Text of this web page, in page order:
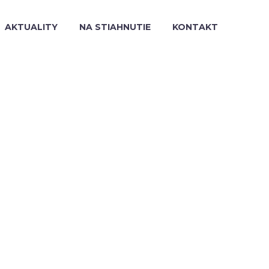
AKTUALITY NA STIAHNUTIE KONTAKT